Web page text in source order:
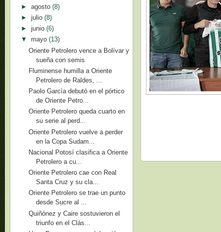
► agosto (8)
► julio (8)
► junio (6)
▼ mayo (13)
Oriente Petrolero vence a Bolívar y
sueña con semis
Fluminense humilla a Oriente
Petrolero de Raldes, ...
Paolo García debutó en el pórtico
de Oriente Petro...
Oriente Petrolero queda cuarto en
su serie al perd...
Oriente Petrolero vuelve a perder
en la Copa Sudam...
Nacional Potosí clasifica a Oriente
Petrolero a cu...
Oriente Petrolero cae con Real
Santa Cruz y su cla...
Oriente Petrolero se trae un punto
desde Sucre al ...
Quiñónez y Caire sostuvieron el
triunfo en el Clás...